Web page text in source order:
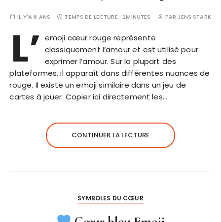
IL Y'A 6 ANS TEMPS DE LECTURE :2MINUTES PAR JENS STARK
L’ emoji cœur rouge représente
classiquement l’amour et est utilisé pour
exprimer l’amour. Sur la plupart des
plateformes, il apparaît dans différentes nuances de
rouge. Il existe un emoji similaire dans un jeu de
cartes à jouer. Copier ici directement les…
CONTINUER LA LECTURE
SYMBOLES DU CŒUR